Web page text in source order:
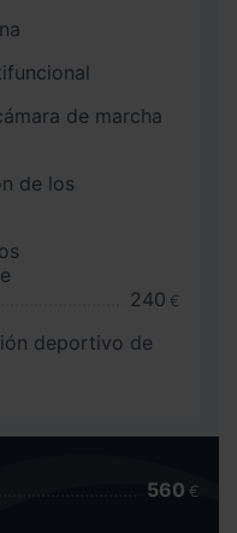
de marcha
de los
240 €
deportivo de
560 €